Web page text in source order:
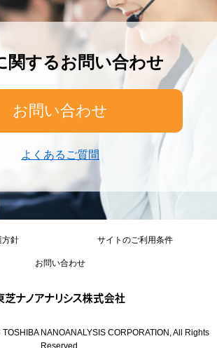
関するお問い合わせ
お問い合わせ
よくあるご質問
方針 サイトのご利用条件
お問い合わせ
TOSHIBA NANOANALYSIS CORPORATION, All Rights